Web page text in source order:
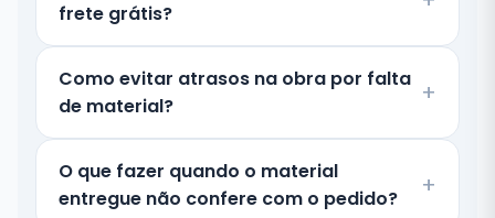
frete grátis?
Como evitar atrasos na obra por falta
de material?
O que fazer quando o material
entregue não confere com o pedido?